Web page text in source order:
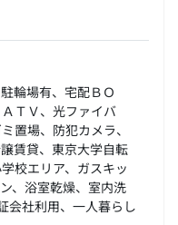
輪場有、宅配ＢＯ
ＴＶ、光ファイバ
置場、防犯カメラ、
賃貸、東京大学自転
校エリア、ガスキッ
、浴室乾燥、室内洗
会社利用、一人暮らし